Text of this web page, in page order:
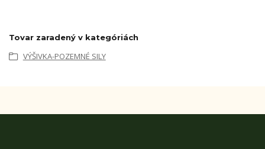
Tovar zaradený v kategóriách
VÝŠIVKA-POZEMNÉ SILY